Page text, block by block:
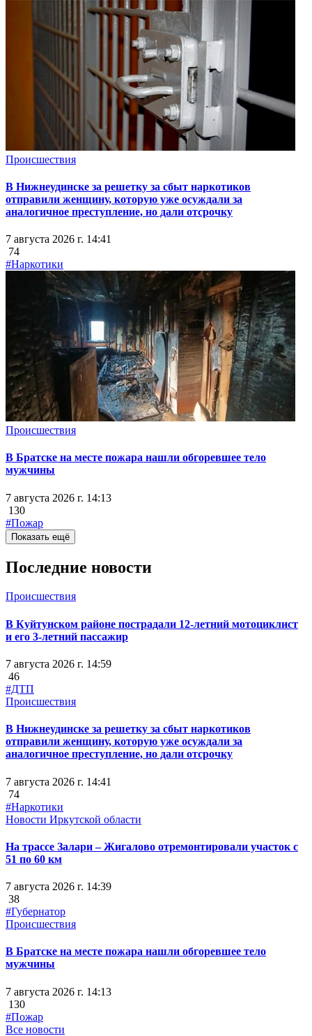
Происшествия
В Нижнеудинске за решетку за сбыт наркотиков
отправили женщину, которую уже осуждали за
аналогичное преступление, но дали отсрочку
7 августа 2026 г. 14:41
74
#Наркотики
Происшествия
В Братске на месте пожара нашли обгоревшее тело
мужчины
7 августа 2026 г. 14:13
130
#Пожар
Показать ещё
Последние новости
Происшествия
В Куйтунском районе пострадали 12-летний мотоциклист
и его 3-летний пассажир
7 августа 2026 г. 14:59
46
#ДТП
Происшествия
В Нижнеудинске за решетку за сбыт наркотиков
отправили женщину, которую уже осуждали за
аналогичное преступление, но дали отсрочку
7 августа 2026 г. 14:41
74
#Наркотики
Новости Иркутской области
На трассе Залари – Жигалово отремонтировали участок с
51 по 60 км
7 августа 2026 г. 14:39
38
#Губернатор
Происшествия
В Братске на месте пожара нашли обгоревшее тело
мужчины
7 августа 2026 г. 14:13
130
#Пожар
Все новости